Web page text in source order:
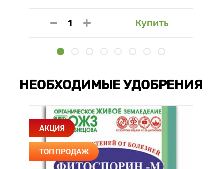
Купить
НЕОБХОДИМЫЕ УДОБРЕНИЯ
АКЦИЯ
ТОП ПРОДАЖ